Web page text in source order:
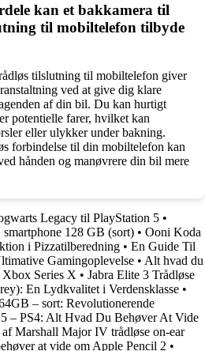
kan et bakkamera til
til mobiltelefon tilbyde
tilslutning til mobiltelefon giver
ved at give dig klare
af din bil. Du kan hurtigt
potentielle farer, hvilket kan
eller ulykker under bakning.
forbindelse til din mobiltelefon kan
hånden og manøvrere din bil mere
Legacy til PlayStation 5 •
128 GB (sort) • Ooni Koda
i Pizzatilberedning • En Guide Til
Gamingoplevelse • Alt hvad du
Series X • Jabra Elite 3 Trådløse
En Lydkvalitet i Verdensklasse •
– sort: Revolutionerende
– PS4: Alt Hvad Du Behøver At Vide
Marshall Major IV trådløse on-ear
at vide om Apple Pencil 2 •